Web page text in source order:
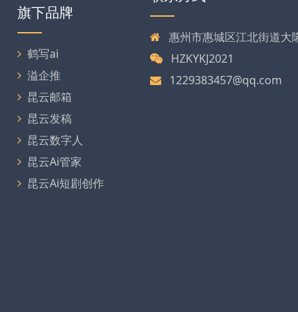
旗下品牌
鹤写ai
溢企推
昆云邮箱
昆云发稿
昆云数字人
昆云Ai管家
昆云Ai短剧创作
惠州市惠城区江北街道大
HZKYKJ2021
1229383457@qq.com